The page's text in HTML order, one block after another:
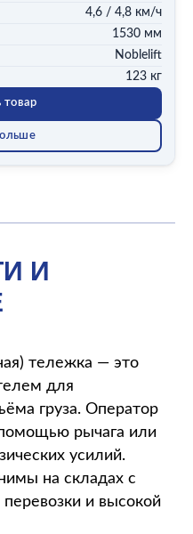
4,6 / 4,8 км/ч
1530 мм
Noblelift
123 кг
товар
И
тележка — это
для
груза. Оператор
рычага или
усилий.
на складах с
и высокой